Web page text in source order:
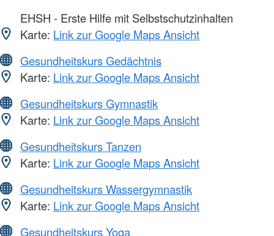
EHSH - Erste Hilfe mit Selbstschutzinhalten
Karte: Link zur Google Maps Ansicht
Gesundheitskurs Gedächtnis
Karte: Link zur Google Maps Ansicht
Gesundheitskurs Gymnastik
Karte: Link zur Google Maps Ansicht
Gesundheitskurs Tanzen
Karte: Link zur Google Maps Ansicht
Gesundheitskurs Wassergymnastik
Karte: Link zur Google Maps Ansicht
Gesundheitskurs Yoga